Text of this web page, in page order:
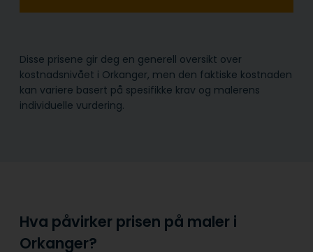
Disse prisene gir deg en generell oversikt over
kostnadsnivået i Orkanger, men den faktiske kostnaden
kan variere basert på spesifikke krav og malerens
individuelle vurdering.
Hva påvirker prisen på maler i
Orkanger?